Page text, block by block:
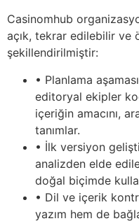
Casinomhub
açık, tekrar edilebilir ve
şekillendirilmiştir:
• Planlama
editoryal ekipler
içeriğin amacını,
tanımlar.
• İlk versiyon
analizden elde
doğal biçimde
• Dil ve içerik
yazım hem de